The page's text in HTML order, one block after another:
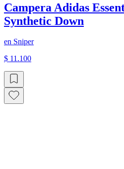
Campera Adidas
Synthetic Down
en Sniper
$ 11.100